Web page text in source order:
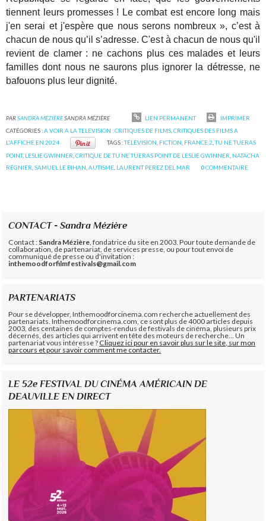
tiennent leurs promesses ! Le combat est encore long mais
j'en serai et j'espère que nous serons nombreux », c’est à
chacun de nous qu’il s’adresse. C'est à chacun de nous qu'il
revient de clamer : ne cachons plus ces malades et leurs
familles dont nous ne saurons plus ignorer la détresse, ne
bafouons plus leur dignité.
PARSANDRA MÉZIÈRESANDRA MÉZIÈRE LIEN PERMANENT
IMPRIMER
CATÉGORIES :A VOIR A LA TELEVISION : CRITIQUES DE FILMS ,CRITIQUES DES FILMS A
L'AFFICHE EN 2024
TAGS :TÉLÉVISION FICTION FRANCE 2 ,TU NE TUERAS
POINT, LESLIE GWINNER ,CRITIQUE DE TU NE TUERAS POINT DE LESLIE GWINNER NATACHA
RÉGNIER ,SAMUEL LE BIHAN ,AUTISME LAURENT PEREZ DEL MAR 0COMMENTAIRE
CONTACT - Sandra Mézière
Contact : Sandra Mézière , fondatrice du site en 2003. Pour toute demande de
collaboration, de partenariat, de services presse, ou pour tout envoi de
communiqué de presse ou d'invitation :
inthemoodforfilmfestivals@gmail.com
PARTENARIATS
Pour se développer, Inthemoodforcinema.com recherche actuellement des
partenariats. Inthemoodforcinema.com, ce sont plus de 4000 articles depuis
2003, des centaines de comptes-rendus de festivals de cinéma, plusieurs prix
décernés, des articles qui arrivent en tête des moteurs de recherche... Un
partenariat vous intéresse ?Cliquez ici pour en savoir plus sur le site, sur mon
parcours et pour savoir comment me contacter.
LE 52e FESTIVAL DU CINÉMA AMÉRICAIN DE
DEAUVILLE EN DIRECT